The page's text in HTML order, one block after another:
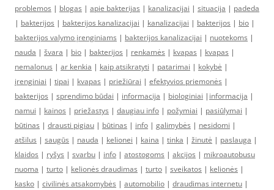
problemos | blogas | apie bakterijas | kanalizacijai | situacija | padeda
| bakterijos | bakterijos kanalizacijai | kanalizacijai | bakterijos | bio |
bakterijos valymo įrenginiams | bakterijos kanalizacijai | nuotekoms |
nauda | švara | bio | bakterijos | renkamės | kvapas | kvapas |
nemalonus | ar kenkia | kaip atsikratyti | patarimai | kokybė |
įrenginiai | tipai | kvapas | priežiūrai | efektyvios priemonės |
bakterijos | sprendimo būdai | informacija | biologiniai | informacija |
namui | kainos | priežastys | daugiau info | požymiai | pasiūlymai |
būtinas | drausti pigiau | būtinas | info | galimybės | nesidomi |
atšilus | saugūs | nauda | kelionei | kaina | tinka | žinutė | paslauga |
klaidos | ryšys | svarbu | info | atostogoms | akcijos | mikroautobusu
nuoma | turto | kelionės draudimas | turto | sveikatos | kelionės |
kasko | civilinės atsakomybės | automobilio | draudimas internetu |